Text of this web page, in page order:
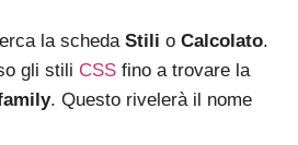
la scheda Stili o Calcolato.
gli stili CSS fino a trovare la
. Questo rivelerà il nome